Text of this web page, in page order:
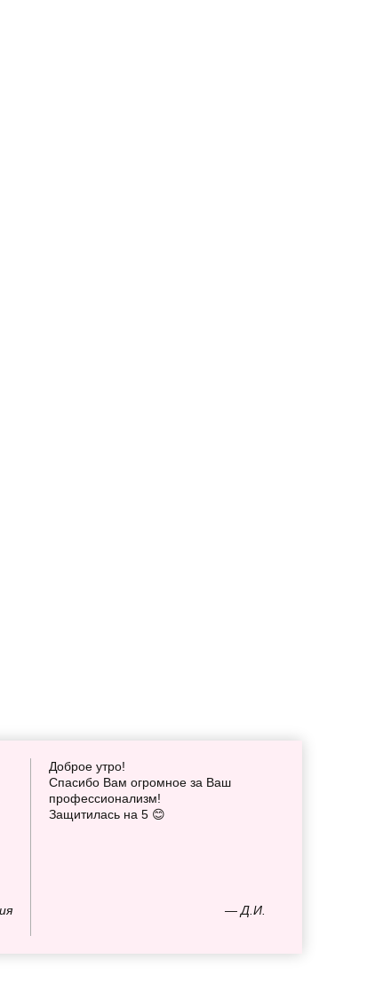
— Д.И.
Доброе утро!
Спасибо Вам огромное за Ваш
профессионализм!
Защитилась на 5 😊